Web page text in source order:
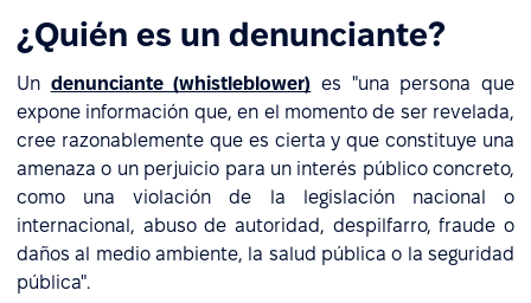
¿Quién es un denunciante?
Un denunciante (whistleblower) es "una persona que
expone información que, en el momento de ser revelada,
cree razonablemente que es cierta y que constituye una
amenaza o un perjuicio para un interés público concreto,
como una violación de la legislación nacional o
internacional, abuso de autoridad, despilfarro, fraude o
daños al medio ambiente, la salud pública o la seguridad
pública".